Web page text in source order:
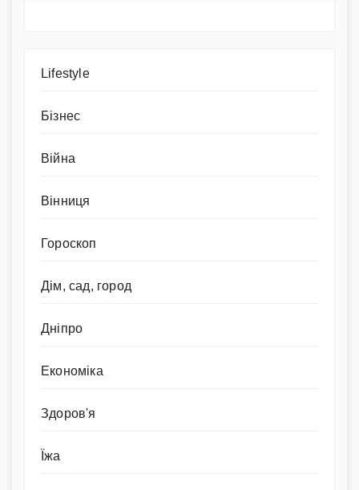
Lifestyle
Бізнес
Війна
Вінниця
Гороскоп
Дім, сад, город
Дніпро
Економіка
Здоров'я
Їжа